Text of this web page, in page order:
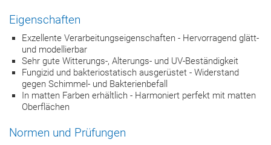
Eigenschaften
Exzellente Verarbeitungseigenschaften - Hervorragend glätt-
und modellierbar
Sehr gute Witterungs-, Alterungs- und UV-Beständigkeit
Fungizid und bakteriostatisch ausgerüstet - Widerstand
gegen Schimmel- und Bakterienbefall
In matten Farben erhältlich - Harmoniert perfekt mit matten
Oberflächen
Normen und Prüfungen